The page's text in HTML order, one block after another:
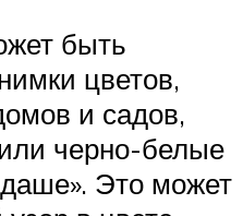
быть
цветов,
и садов,
черно-белые
Это может